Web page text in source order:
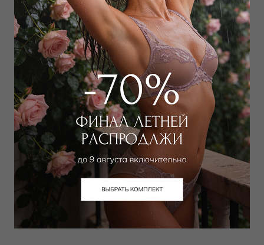
LENNY NIEMEYER
Лиф t-shirt
12 600₽ 48 000